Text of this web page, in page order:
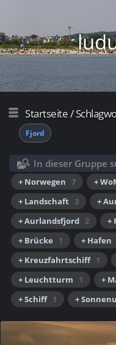
Startseite/
Fjord
In dieser Gruppe
+ Norwegen 7 +
+ Landschaft 3 +
+ Aurlandsfjord 2 +
+ Brücke
1 + Hafen
+ Kreuzfahrtschiff 1
+ Leuchtturm
1 +
+ Schiff 1 +